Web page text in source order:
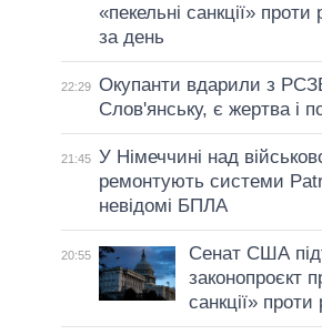
«пекельні санкції»
за день
22:29 Окупанти вдарили з
Слов'янську, є жертва і
21:45 У Німеччині над
ремонтують системи
невідомі БПЛА
20:55
Сенат США
законопроєкт
санкції» проти